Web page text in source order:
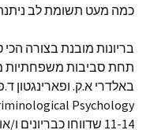
כמה מעט תשומת לב
בריונות מובנת בצורה
תחת סביבות משפחתיות
11-14 שדווחו